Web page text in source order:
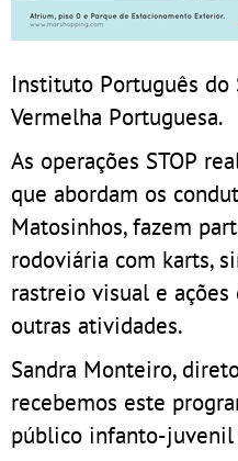
Instituto Português do
Vermelha Portuguesa.
As operações STOP
que abordam os
Matosinhos, fazem
rodoviária com karts,
rastreio visual e
outras atividades.
Sandra Monteiro,
recebemos este
público infanto-juvenil